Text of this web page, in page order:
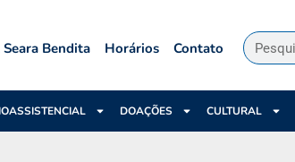
Seara Bendita Horários Contato
DOAÇÕES CULTURAL